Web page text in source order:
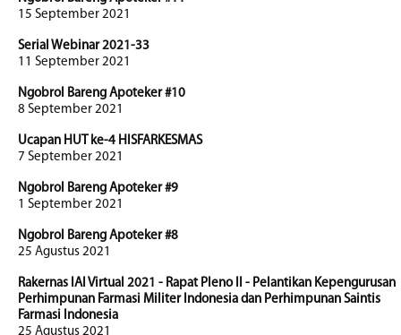
15 September 2021
Serial Webinar 2021-33
11 September 2021
Ngobrol Bareng Apoteker #10
8 September 2021
Ucapan HUT ke-4 HISFARKESMAS
7 September 2021
Ngobrol Bareng Apoteker #9
1 September 2021
Ngobrol Bareng Apoteker #8
25 Agustus 2021
Rakernas IAI Virtual 2021 - Rapat Pleno II - Pelantikan Kepengurusan
Perhimpunan Farmasi Militer Indonesia dan Perhimpunan Saintis
Farmasi Indonesia
25 Agustus 2021